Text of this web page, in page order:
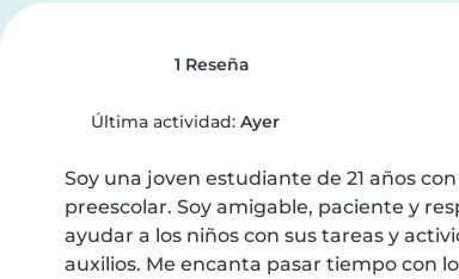
1 Reseña
Última actividad: Ayer
Soy una joven estudiante de 21 años
preescolar. Soy amigable, paciente y
ayudar a los niños con sus tareas y
auxilios. Me encanta pasar tiempo con